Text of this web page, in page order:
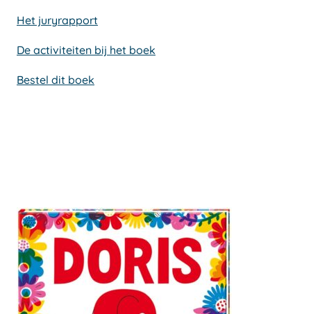
Het juryrapport
De activiteiten bij het boek
Bestel dit boek